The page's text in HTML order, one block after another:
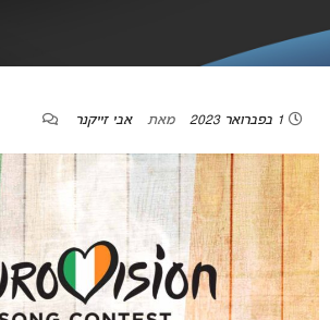
1 בפברואר 2023 מאת אבי זייקנר